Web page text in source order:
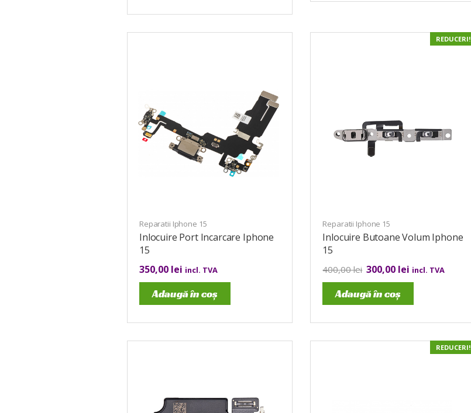
Reparatii Iphone 15
Inlocuire Port Incarcare Iphone
15
350,00 lei incl. TVA
Adaugă în coș
REDUCERI!
Reparatii Iphone 15
Inlocuire Butoane Volum Iphone
15
400,00lei 300,00 lei incl. TVA
Adaugă în coș
REDUCERI!